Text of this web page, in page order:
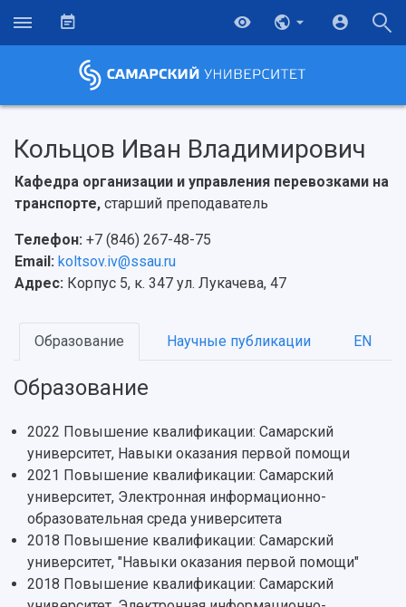
Об университете
История
Ключевые факты
Рейтинги
Новости
Главные новости
Бортжурнал
Объявления
Образование
Почему я выбираю Самарский университет?
Абитуриенту
Бакалавриат и специалитет
Научно-исследовательская деятельность
Основные научные направления
Научные школы и ведущие научные коллективы
Диссертационные советы
Кольцов Иван Владимирович
Кафедра организации и управления перевозками на
транспорте, старший преподаватель
Телефон: +7 (846) 267-48-75
Email: koltsov.iv@ssau.ru
Адрес: Корпус 5, к. 347 ул. Лукачева, 47
Образование Научные публикации EN
Образование
2022 Повышение квалификации: Самарский
университет, Навыки оказания первой помощи
2021 Повышение квалификации: Самарский
университет, Электронная информационно-
образовательная среда университета
2018 Повышение квалификации: Самарский
университет, "Навыки оказания первой помощи"
2018 Повышение квалификации: Самарский